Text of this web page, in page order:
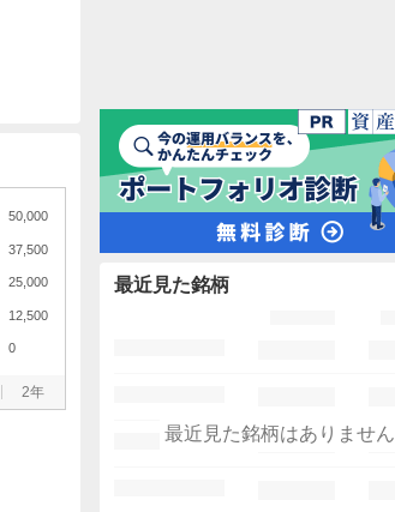
2年
0
12,500
25,000
37,500
50,000
最近見た銘柄
最近見た銘柄はありません